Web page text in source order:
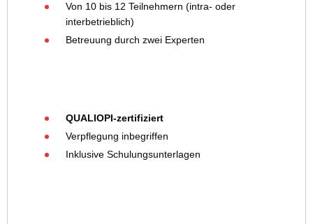
Von 10 bis 12 Teilnehmern (intra- oder
interbetrieblich)
Betreuung durch zwei Experten
QUALIOPI-zertifiziert
Verpflegung inbegriffen
Inklusive Schulungsunterlagen